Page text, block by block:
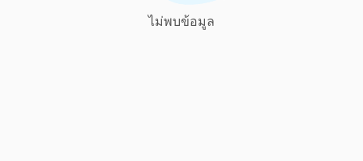
ไม่พบข้อมูล